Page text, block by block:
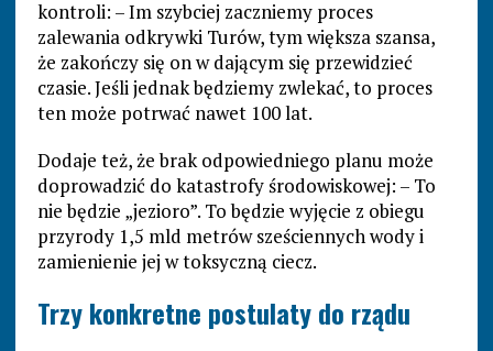
kontroli: – Im szybciej zaczniemy proces
zalewania odkrywki Turów, tym większa szansa,
że zakończy się on w dającym się przewidzieć
czasie. Jeśli jednak będziemy zwlekać, to proces
ten może potrwać nawet 100 lat.
Dodaje też, że brak odpowiedniego planu może
doprowadzić do katastrofy środowiskowej: – To
nie będzie „jezioro”. To będzie wyjęcie z obiegu
przyrody 1,5 mld metrów sześciennych wody i
zamienienie jej w toksyczną ciecz.
Trzy konkretne postulaty do rządu